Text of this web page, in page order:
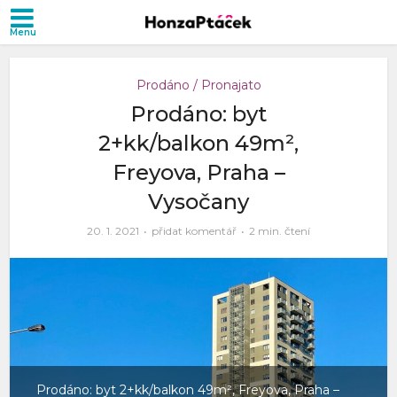
Prodáno / Pronajato
Prodáno: byt
2+kk/balkon 49m²,
Freyova, Praha –
Vysočany
20. 1. 2021 přidat komentář 2 min. čtení
Prodáno: byt 2+kk/balkon 49m², Freyova, Praha –